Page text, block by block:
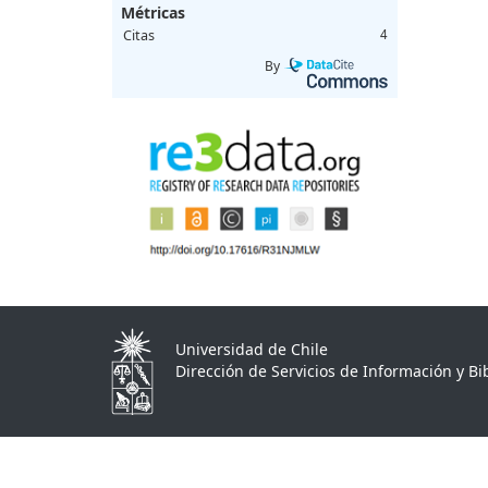
Métricas
Citas 4
By
Universidad de Chile
Dirección de Servicios de Información y